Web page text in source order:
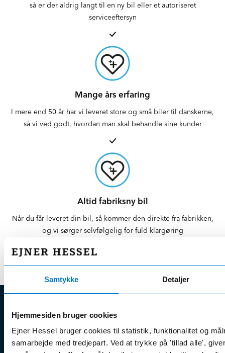
Samtykke Detaljer
Hjemmesiden bruger cookies
Ejner Hessel bruger cookies til statistik, funktionalitet og
samarbejde med tredjepart. Ved at trykke på 'tillad alle',
så er der aldrig langt til en ny bil eller et autoriseret
serviceeftersyn
Mange års erfaring
I mere end 50 år har vi leveret store og små biler til danskerne,
så vi ved godt, hvordan man skal behandle sine kunder
Altid fabriksny bil
Når du får leveret din bil, så kommer den direkte fra fabrikken,
og vi sørger selvfølgelig for fuld klargøring
EJNER HESSEL
Ejner Hessel A/S
Jyllandsvej 4, 7330 Brande
Bliv klogere
på